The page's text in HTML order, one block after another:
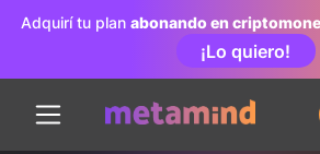
Adquirí tu plan abonando en
¡Lo quiero!